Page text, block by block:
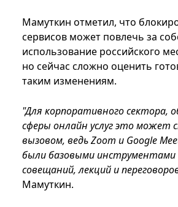
Мамуткин отметил, что
сервисов может повлечь за
использование российского
но сейчас сложно оценить
таким изменениям.
"Для корпоративного сектора,
сферы онлайн услуг это может
вызовом, ведь Zoom и Google
были базовыми
совещаний, лекций и
Мамуткин.